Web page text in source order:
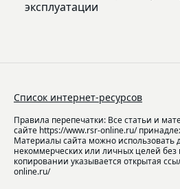
эксплуатации
Список интернет-ресурсов
Правила перепечатки: Все статьи и
сайте https://www.rsr-online.ru/
Материалы сайта можно
некоммерческих или личных целей
копировании указывается открытая
online.ru/